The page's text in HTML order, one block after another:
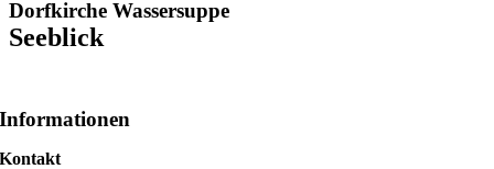
Dorfkirche Wassersuppe
Seeblick
Informationen
Kontakt